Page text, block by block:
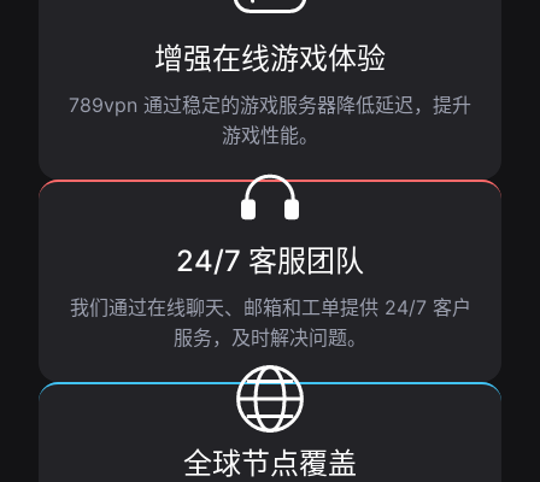
增强在线游戏体验
789vpn 通过稳定的游戏服务器降低延迟，提升
游戏性能。
24/7 客服团队
我们通过在线聊天、邮箱和工单提供 24/7 客户
服务，及时解决问题。
全球节点覆盖